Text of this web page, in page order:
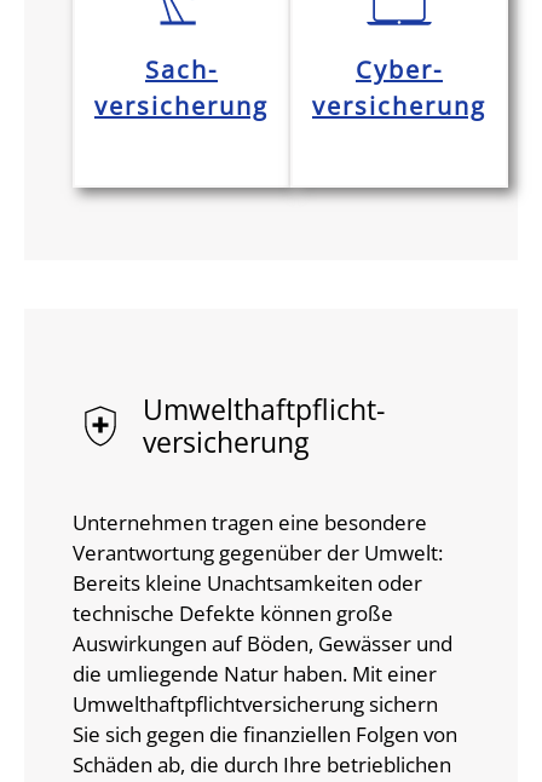
Sach-
versicherung
Cyber-
versicherung
Umwelthaftpflicht­
versicherung
Unternehmen tragen eine besondere
Verantwortung gegenüber der Umwelt:
Bereits kleine Unachtsamkeiten oder
technische Defekte können große
Auswirkungen auf Böden, Gewässer und
die umliegende Natur haben. Mit einer
Umwelthaftpflichtversicherung sichern
Sie sich gegen die finanziellen Folgen von
Schäden ab, die durch Ihre betrieblichen